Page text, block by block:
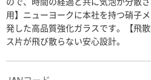
用】ニューヨークに本社を持つ硝子
発した高品質強化ガラスです。【飛
ス片が飛び散らない安心設計。